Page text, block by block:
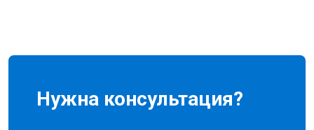
Нужна консультация?